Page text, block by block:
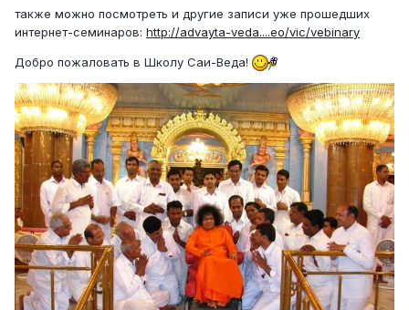
также можно посмотреть и другие записи уже прошедших
интернет-семинаров: http://advayta-veda....eo/vic/vebinary
Добро пожаловать в Школу Саи-Веда!